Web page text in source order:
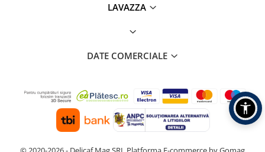
LAVAZZA
DATE COMERCIALE